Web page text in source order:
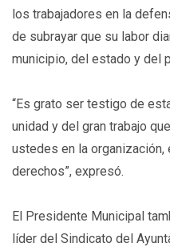
los trabajadores en la
de subrayar que su labor
municipio, del estado y del
“Es grato ser testigo de
unidad y del gran trabajo
ustedes en la organización,
derechos”, expresó.
El Presidente Municipal
líder del Sindicato del